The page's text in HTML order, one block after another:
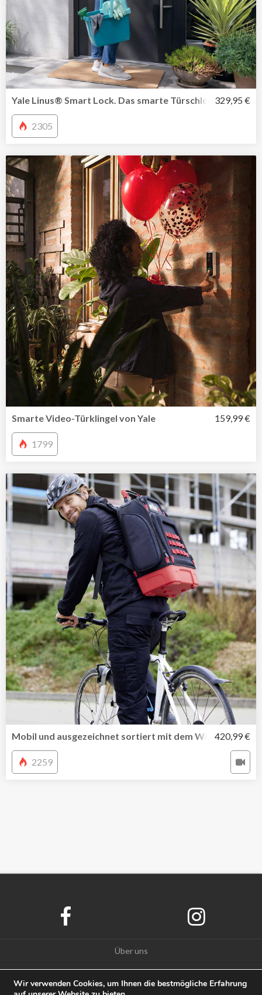
Yale Linus® Smart Lock. Das smarte Türschloss in329,95 €
2305
Smarte Video-Türklingel von Yale 159,99 €
1799
Mobil und ausgezeichnet sortiert mit dem Wiha420,99 €
2259
Über uns
Wir verwenden Cookies, um Ihnen die bestmögliche Erfahrung